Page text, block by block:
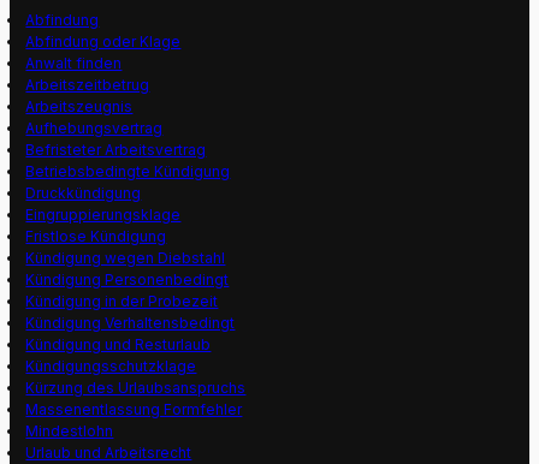
Abfindung
Abfindung oder Klage
Anwalt finden
Arbeitszeitbetrug
Arbeitszeugnis
Aufhebungsvertrag
Befristeter Arbeitsvertrag
Betriebsbedingte Kündigung
Druckkündigung
Eingruppierungsklage
Fristlose Kündigung
Kündigung wegen Diebstahl
Kündigung Personenbedingt
Kündigung in der Probezeit
Kündigung Verhaltensbedingt
Kündigung und Resturlaub
Kündigungsschutzklage
Kürzung des Urlaubsanspruchs
Massenentlassung Formfehler
Mindestlohn
Urlaub und Arbeitsrecht